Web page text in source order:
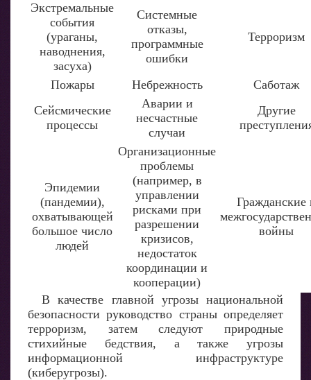
Экстремальные
события
(ураганы,
наводнения,
засуха)
Системные
отказы,
программные
ошибки
Терроризм
Пожары Небрежность
Саботаж
Сейсмические
процессы
Аварии и
несчастные
случаи
Другие
Эпидемии
(пандемии),
охватывающей
большое число
людей
Организационные
проблемы
(например, в
управлении
рисками при
разрешении
кризисов,
недостаток
координации и
кооперации)
Гражданские
войны
В качестве главной угрозы национальной
безопасности руководство страны определяет
терроризм, затем следуют природные
стихийные бедствия, а также угрозы
информационной инфраструктуре
(киберугрозы).